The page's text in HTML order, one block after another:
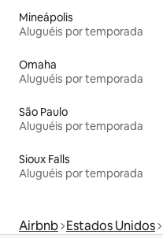
Mineápolis
Aluguéis por temporada
Omaha
Aluguéis por temporada
São Paulo
Aluguéis por temporada
Sioux Falls
Aluguéis por temporada
Airbnb Estados Unidos